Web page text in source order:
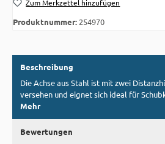
Zum Merkzettel hinzufügen
Produktnummer: 254970
Beschreibung
Die Achse aus Stahl ist mit zwei
versehen und eignet sich ideal für
Mehr
Bewertungen